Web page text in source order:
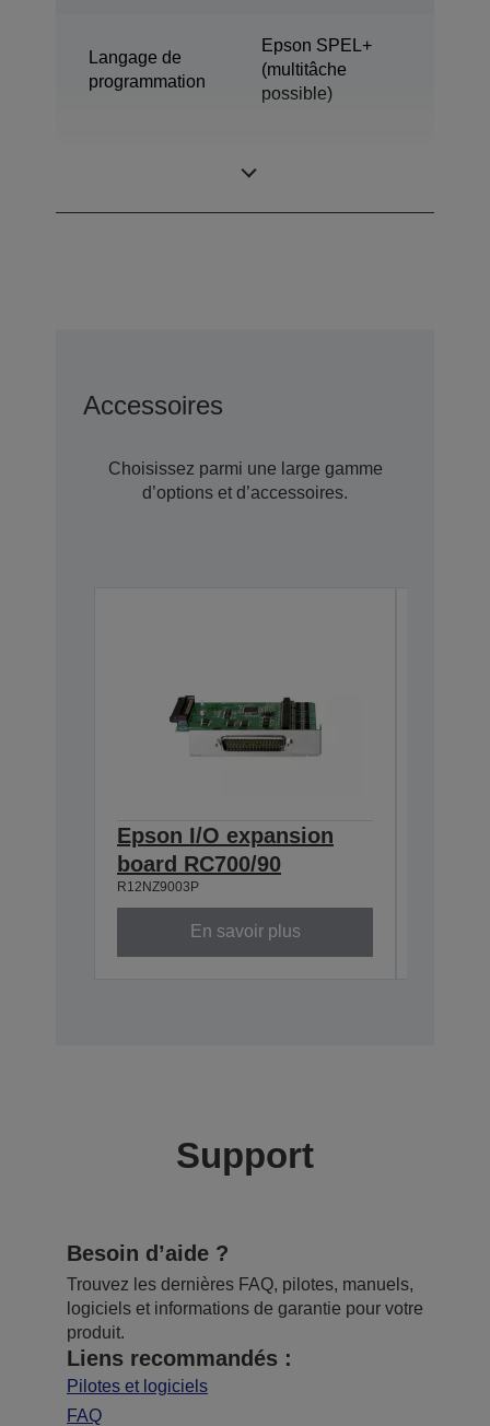
Langage de
programmation
Epson SPEL+
(multitâche
possible)
Accessoires
Choisissez parmi une large gamme
d’options et d’accessoires.
Epson I/O expansion
board RC700/90
R12NZ9003P
En savoir plus
Support
Besoin d’aide ?
Trouvez les dernières FAQ, pilotes, manuels,
logiciels et informations de garantie pour votre
produit.
Liens recommandés :
Pilotes et logiciels
FAQ